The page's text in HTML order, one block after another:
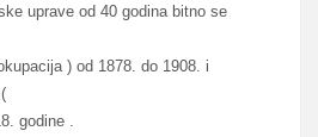
uprave od 40 godina bitno se
) od 1878. do 1908. i
godine .